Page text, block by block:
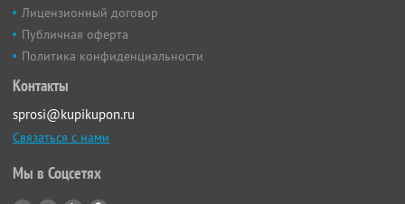
Лицензионный договор
Публичная оферта
Политика конфиденциальности
Контакты
sprosi@kupikupon.ru
Связаться с нами
Мы в Соцсетях